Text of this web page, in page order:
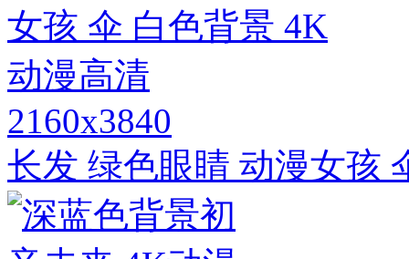
2160x3840
长发 绿色眼睛 动漫女孩